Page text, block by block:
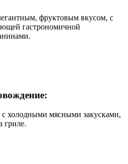
фруктовым вкусом, с
гастрономичной
с холодными мясными закусками,
гриле.